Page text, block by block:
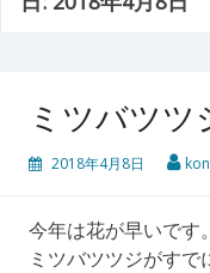
ミツバツツ
2018年4月8日
今年は花が早いです。
ミツバツツジがすで